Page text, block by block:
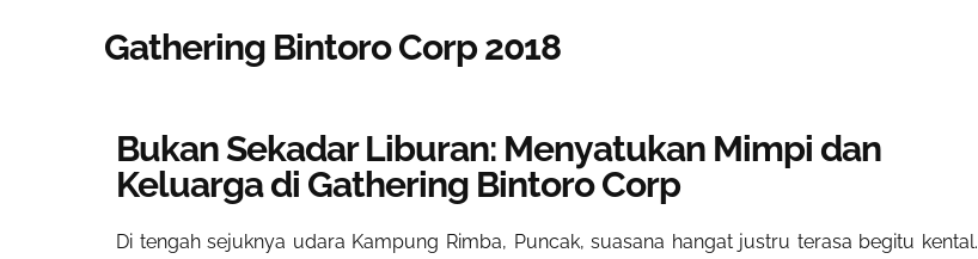
Gathering Bintoro Corp 2018
Bukan Sekadar Liburan: Menyatukan Mimpi dan
Keluarga di Gathering Bintoro Corp
Di tengah sejuknya udara Kampung Rimba, Puncak, suasana hangat justru terasa begitu kental.